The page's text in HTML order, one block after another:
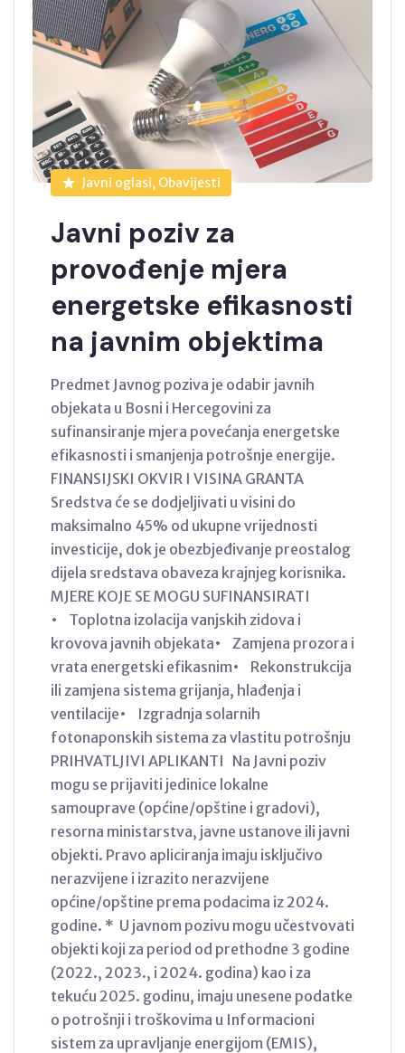
Javni oglasi, Obavijesti
Javni poziv za
provođenje mjera
energetske efikasnosti
na javnim objektima
Predmet Javnog poziva je odabir javnih
objekata u Bosni i Hercegovini za
sufinansiranje mjera povećanja energetske
efikasnosti i smanjenja potrošnje energije.
FINANSIJSKI OKVIR I VISINA GRANTA
Sredstva će se dodjeljivati u visini do
maksimalno 45% od ukupne vrijednosti
investicije, dok je obezbjeđivanje preostalog
dijela sredstava obaveza krajnjeg korisnika.
MJERE KOJE SE MOGU SUFINANSIRATI
• Toplotna izolacija vanjskih zidova i
krovova javnih objekata• Zamjena prozora i
vrata energetski efikasnim• Rekonstrukcija
ili zamjena sistema grijanja, hlađenja i
ventilacije• Izgradnja solarnih
fotonaponskih sistema za vlastitu potrošnju
PRIHVATLJIVI APLIKANTI Na Javni poziv
mogu se prijaviti jedinice lokalne
samouprave (općine/opštine i gradovi),
resorna ministarstva, javne ustanove ili javni
objekti. Pravo apliciranja imaju isključivo
nerazvijene i izrazito nerazvijene
općine/opštine prema podacima iz 2024.
godine. * U javnom pozivu mogu učestvovati
objekti koji za period od prethodne 3 godine
(2022., 2023., i 2024. godina) kao i za
tekuću 2025. godinu, imaju unesene podatke
o potrošnji i troškovima u Informacioni
sistem za upravljanje energijom (EMIS),